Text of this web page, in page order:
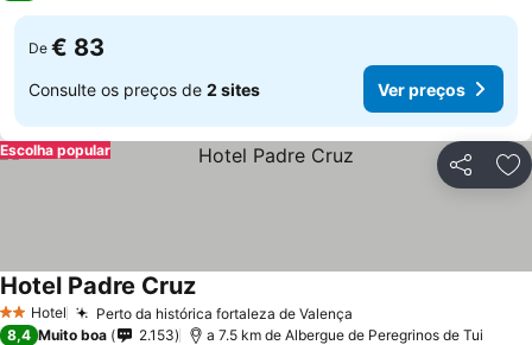
De € 83
Consulte os preços de 2 sites Ver preços
Partilhar
Escolha popular
2 Estrelas
Hotel Perto da histórica fortaleza de Valença
Hotel Padre Cruz
8,4 Muito boa 2.153 a 7.5 km de Albergue de Peregrinos de Tui